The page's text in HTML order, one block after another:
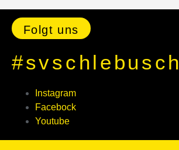
Folgt uns
#svschlebusch
Instagram
Facebock
Youtube